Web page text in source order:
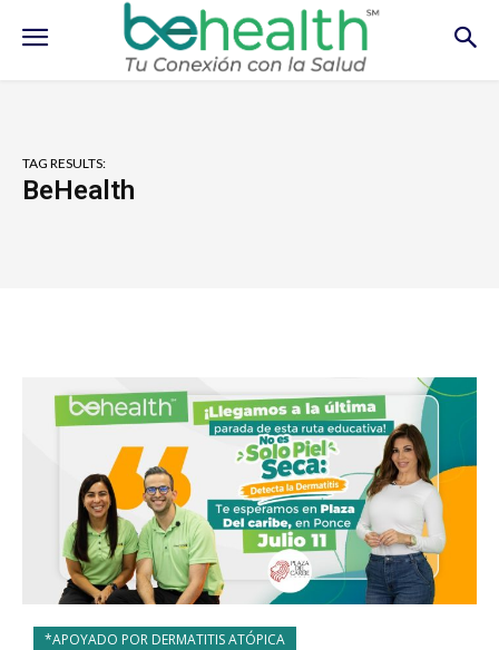
TAG RESULTS:
BeHealth
*APOYADO POR DERMATITIS ATÓPICA